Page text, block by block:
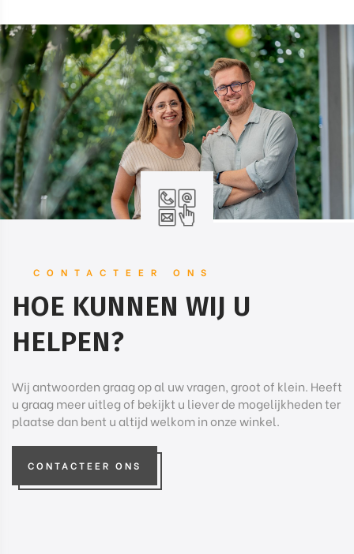
CONTACTEER ONS
HOE KUNNEN WIJ U
HELPEN?
Wij antwoorden graag op al uw vragen, groot of klein. Heeft
u graag meer uitleg of bekijkt u liever de mogelijkheden ter
plaatse dan bent u altijd welkom in onze winkel.
CONTACTEER ONS